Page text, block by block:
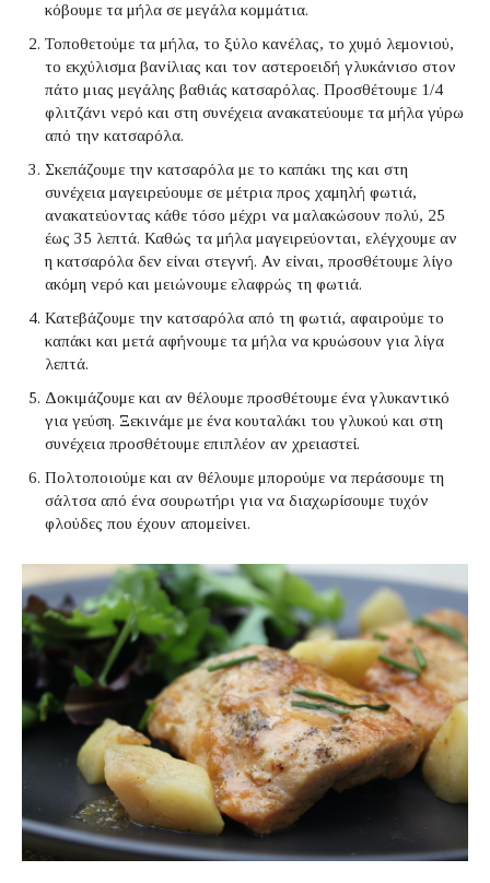
κόβουμε τα μήλα σε μεγάλα κομμάτια.
Τοποθετούμε τα μήλα, το ξύλο κανέλας, το χυμό λεμονιού,
το εκχύλισμα βανίλιας και τον αστεροειδή γλυκάνισο στον
πάτο μιας μεγάλης βαθιάς κατσαρόλας. Προσθέτουμε 1/4
φλιτζάνι νερό και στη συνέχεια ανακατεύουμε τα μήλα γύρω
από την κατσαρόλα.
Σκεπάζουμε την κατσαρόλα με το καπάκι της και στη
συνέχεια μαγειρεύουμε σε μέτρια προς χαμηλή φωτιά,
ανακατεύοντας κάθε τόσο μέχρι να μαλακώσουν πολύ, 25
έως 35 λεπτά. Καθώς τα μήλα μαγειρεύονται, ελέγχουμε αν
η κατσαρόλα δεν είναι στεγνή. Αν είναι, προσθέτουμε λίγο
ακόμη νερό και μειώνουμε ελαφρώς τη φωτιά.
Κατεβάζουμε την κατσαρόλα από τη φωτιά, αφαιρούμε το
καπάκι και μετά αφήνουμε τα μήλα να κρυώσουν για λίγα
λεπτά.
Δοκιμάζουμε και αν θέλουμε προσθέτουμε ένα γλυκαντικό
για γεύση. Ξεκινάμε με ένα κουταλάκι του γλυκού και στη
συνέχεια προσθέτουμε επιπλέον αν χρειαστεί.
Πολτοποιούμε και αν θέλουμε μπορούμε να περάσουμε τη
σάλτσα από ένα σουρωτήρι για να διαχωρίσουμε τυχόν
φλούδες που έχουν απομείνει.